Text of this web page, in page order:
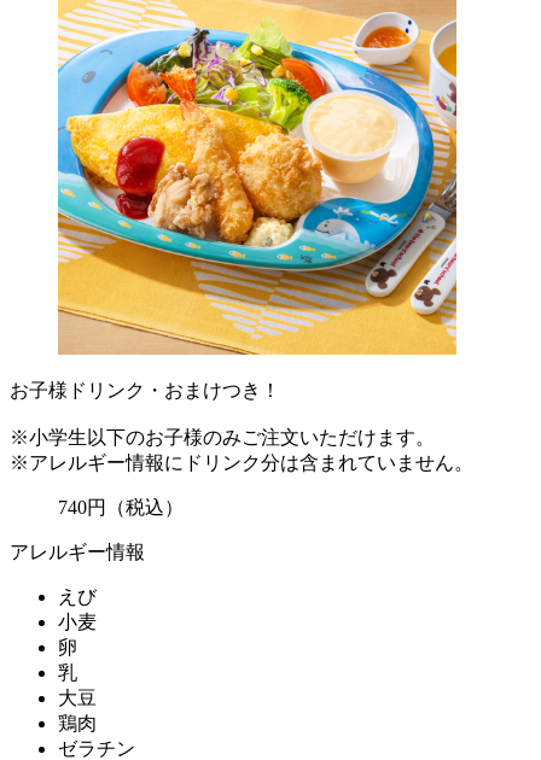
お子様ドリンク・おまけつき！
※小学生以下のお子様のみご注文いただけます。
※アレルギー情報にドリンク分は含まれていません。
740円 （税込）
アレルギー情報
えび
小麦
卵
乳
大豆
鶏肉
ゼラチン